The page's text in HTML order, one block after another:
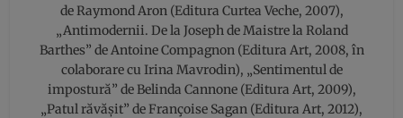
de Raymond Aron (Editura Curtea Veche, 2007),
„Antimodernii. De la Joseph de Maistre la Roland
Barthes” de Antoine Compagnon (Editura Art, 2008, în
colaborare cu Irina Mavrodin), „Sentimentul de
impostură” de Belinda Cannone (Editura Art, 2009),
„Patul răvăşit” de Françoise Sagan (Editura Art, 2012),